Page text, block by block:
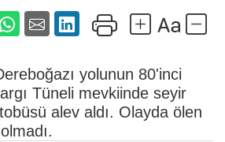
yolunun 80'inci
Tüneli mevkiinde seyir
alev aldı. Olayda ölen